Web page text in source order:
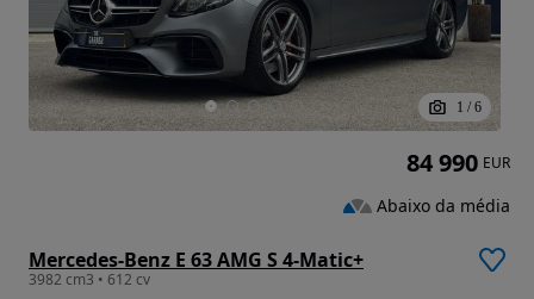
1 / 6
Mercedes-Benz E 63 AMG S 4-Matic+
3982 cm3 • 612 cv
84 990 EUR
Abaixo da média